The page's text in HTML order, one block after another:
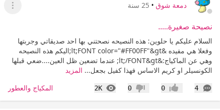
دمعة شوق • 25 سنة
عرض
نصيحة صغيرة.....
السلام عليكم يا حلوين: هذه النصيحه نصحتني بها احد صديقاتي وجربتها
وفعلا هي مفيده &lt;FONT color="#FF00FF"&gt;اليكم هذه النصيحه
وهي عن الماكياج:&lt;/FONT&gt; عندما تضعين ظل العين....ضعي قبلها
الكونسيلر او كريم الاساس فهذا كفيل بجعل... المزيد
4
التعليقات إعجاب0 عدم إعجاب
0
2K
المشاهدات المكياج والعطور